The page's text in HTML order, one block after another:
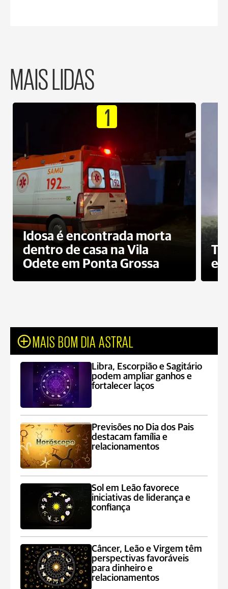
MAIS LIDAS
1
Idosa é encontrada morta
dentro de casa na Vila
Odete em Ponta Grossa
e
MAIS BOM DIA ASTRAL
Libra, Escorpião e Sagitário
podem ampliar ganhos e
fortalecer laços
Previsões no Dia dos Pais
destacam família e
relacionamentos
Sol em Leão favorece
iniciativas de liderança e
confiança
Câncer, Leão e Virgem têm
perspectivas favoráveis
para dinheiro e
relacionamentos